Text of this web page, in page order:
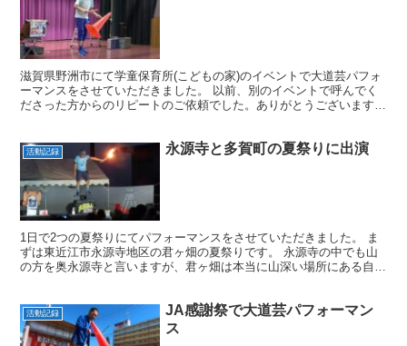
滋賀県野洲市にて学童保育所(こどもの家)のイベントで大道芸パフォ
ーマンスをさせていただきました。 以前、別のイベントで呼んでく
ださった方からのリピートのご依頼でした。ありがとうございます。
活動記録 永源寺と多賀町の夏祭りに出演
1日で2つの夏祭りにてパフォーマンスをさせていただきました。 ま
ずは東近江市永源寺地区の君ヶ畑の夏祭りです。 永源寺の中でも山
の方を奥永源寺と言いますが、君ヶ畑は本当に山深い場所にある自然
活動記録
JA感謝祭で大道芸パフォーマン
ス